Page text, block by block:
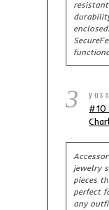
3
#10
jewelry
pieces
perfect
any